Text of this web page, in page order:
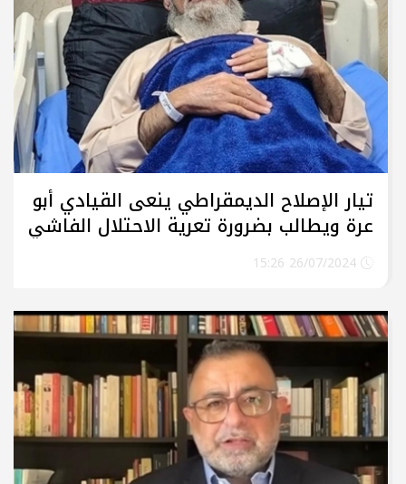
تيار الإصلاح الديمقراطي ينعى القيادي أبو
عرة ويطالب بضرورة تعرية الاحتلال الفاشي
وتجريمه